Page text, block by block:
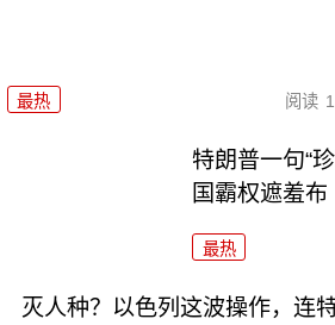
最热 阅读
特朗普一句“
国霸权遮羞布
最热
灭人种？以色列这波操作，连